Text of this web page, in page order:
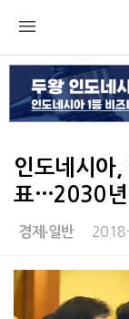
인도네시아
표…2030년
경제∙일반
본문